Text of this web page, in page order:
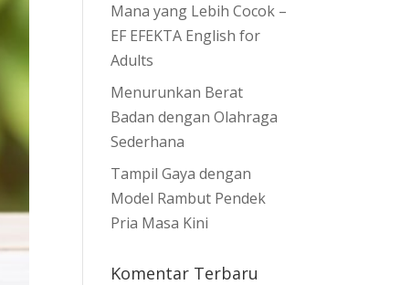
Mana yang Lebih Cocok –
EF EFEKTA English for
Adults
Menurunkan Berat
Badan dengan Olahraga
Sederhana
Tampil Gaya dengan
Model Rambut Pendek
Pria Masa Kini
Komentar Terbaru